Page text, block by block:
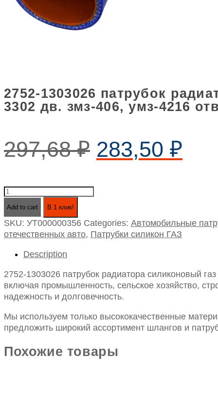
2752-1303026 патрубок
3302 дв. змз-406, умз-4216
297,68₽ 283,50 ₽
2752-
радиатора
силиконовый
3302
дв.
змз-406,
умз-4216
отводящий
quantity
Add to cart В 1 клик!
SKU: УТ000000356 Categories: Автомобильные
отечественных авто, Патрубки силикон ГАЗ
Description
2752-1303026 патрубок радиатора силиконовый
включая промышленность, сельское хозяйство,
надежность и долговечность.
Мы используем только высококачественные
предложить широкий ассортимент шлангов и
Похожие товары